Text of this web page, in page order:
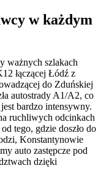
w każdym
ważnych szlakach
łączącej Łódź z
do Zduńskiej
autostrady A1/A2, co
bardzo intensywny.
ruchliwych odcinkach
tego, gdzie doszło do
Konstantynowie
auto zastępcze pod
dzięki